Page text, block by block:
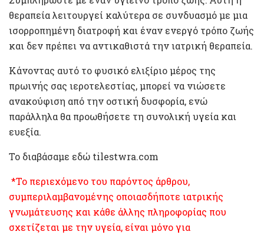
θεραπεία λειτουργεί καλύτερα σε συνδυασμό με μια
ισορροπημένη διατροφή και έναν ενεργό τρόπο ζωής
και δεν πρέπει να αντικαθιστά την ιατρική θεραπεία.
Κάνοντας αυτό το φυσικό ελιξίριο μέρος της
πρωινής σας ιεροτελεστίας, μπορεί να νιώσετε
ανακούφιση από την οστική δυσφορία, ενώ
παράλληλα θα προωθήσετε τη συνολική υγεία και
ευεξία.
Το διαβάσαμε εδώ tilestwra.com
*Το περιεχόμενο του παρόντος άρθρου,
συμπεριλαμβανομένης οποιασδήποτε ιατρικής
γνωμάτευσης και κάθε άλλης πληροφορίας που
σχετίζεται με την υγεία, είναι μόνο για